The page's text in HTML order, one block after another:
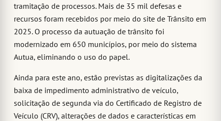
tramitação de processos. Mais de 35 mil defesas e
recursos foram recebidos por meio do site de Trânsito em
2025. O processo da autuação de trânsito foi
modernizado em 650 municípios, por meio do sistema
Autua, eliminando o uso do papel.
Ainda para este ano, estão previstas as digitalizações da
baixa de impedimento administrativo de veículo,
solicitação de segunda via do Certificado de Registro de
Veículo (CRV), alterações de dados e características em